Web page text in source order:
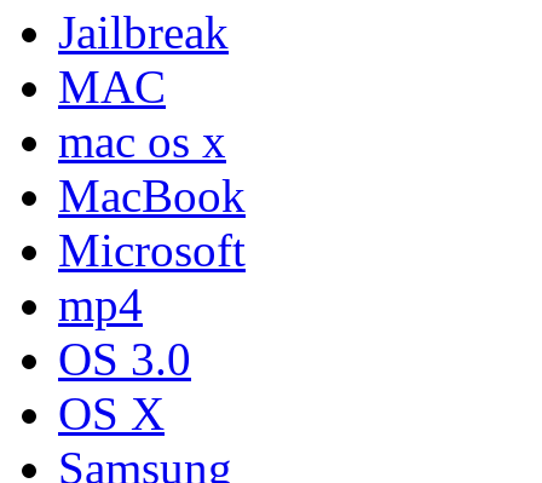
Jailbreak
MAC
mac os x
MacBook
Microsoft
mp4
OS 3.0
OS X
Samsung